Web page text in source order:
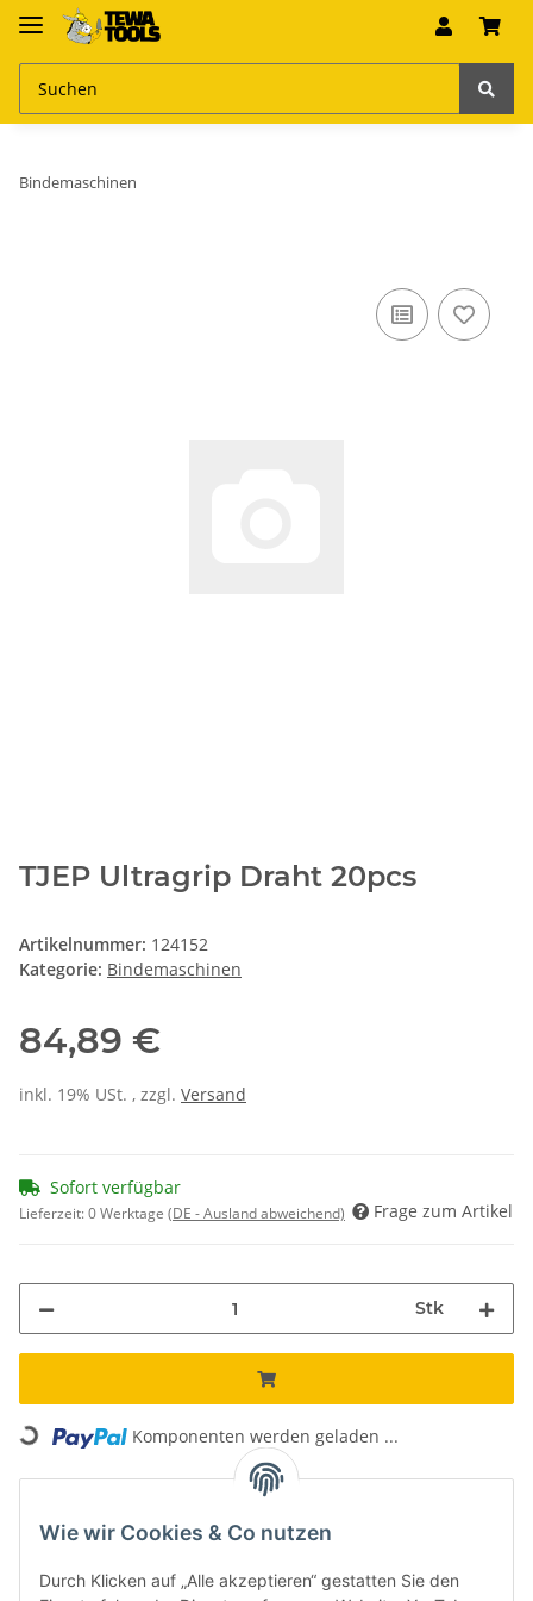
Bindemaschinen
TJEP Ultragrip Draht 20pcs
Artikelnummer: 124152
Kategorie: Bindemaschinen
84,89 €
inkl. 19% USt. , zzgl. Versand
Sofort verfügbar
Lieferzeit:0 Werktage (DE - Ausland abweichend) Frage zum Artikel
Stk
Komponenten werden geladen ...
Kostenloser Versand*
Versand innerhalb von 24h
Wie wir Cookies & Co nutzen
Durch Klicken auf „Alle akzeptieren“ gestatten Sie den